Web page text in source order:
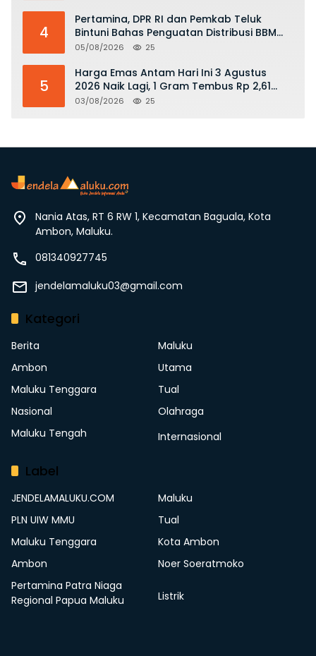
4
Pertamina, DPR RI dan Pemkab Teluk
Bintuni Bahas Penguatan Distribusi BBM
dan LPG
05/08/2026 25
5
Harga Emas Antam Hari Ini 3 Agustus
2026 Naik Lagi, 1 Gram Tembus Rp 2,61
Juta
03/08/2026 25
Nania Atas, RT 6 RW 1, Kecamatan Baguala, Kota
Ambon, Maluku.
081340927745
jendelamaluku03@gmail.com
Kategori
Berita
Maluku
Ambon
Utama
Maluku Tenggara
Tual
Nasional
Olahraga
Maluku Tengah
Internasional
Label
JENDELAMALUKU.COM
Maluku
PLN UIW MMU
Tual
Maluku Tenggara
Kota Ambon
Ambon
Noer Soeratmoko
Pertamina Patra Niaga
Regional Papua Maluku
Listrik